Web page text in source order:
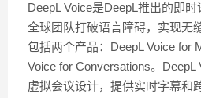
DeepL Voice是DeepL推出的即
全球团队打破语言障碍，实现无
包括两个产品：DeepL Voice for
Voice for Conversations。DeepL
虚拟会议设计，提供实时字幕和